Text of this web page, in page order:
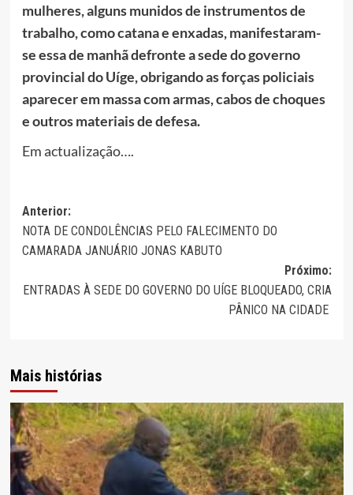
mulheres, alguns munidos de instrumentos de
trabalho, como catana e enxadas, manifestaram-
se essa de manhã defronte a sede do governo
provincial do Uíge, obrigando as forças policiais
aparecer em massa com armas, cabos de choques
e outros materiais de defesa.
Em actualização….
Navegação
de
Anterior:
NOTA DE CONDOLÊNCIAS PELO FALECIMENTO DO
CAMARADA JANUÁRIO JONAS KABUTO
Próximo:
ENTRADAS À SEDE DO GOVERNO DO UÍGE BLOQUEADO, CRIA
PÂNICO NA CIDADE
Mais histórias